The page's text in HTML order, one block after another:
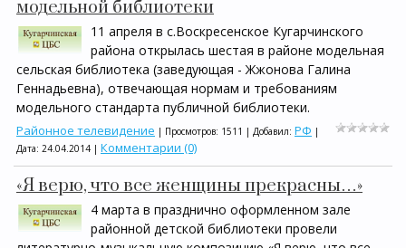
модельной библиотеки
11 апреля в с.Воскресенское Кугарчинского
района открылась шестая в районе модельная
сельская библиотека (заведующая - Жжонова Галина
Геннадьевна), отвечающая нормам и требованиям
модельного стандарта публичной библиотеки.
Районное телевидение | Просмотров: 1511 | Добавил: РФ |
Дата: 24.04.2014 | Комментарии (0)
«Я верю, что все женщины прекрасны…»
4 марта в празднично оформленном зале
районной детской библиотеки провели